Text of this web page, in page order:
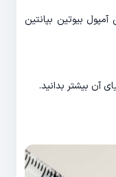
بیوتین بپانتین
آن بیشتر بدانید.